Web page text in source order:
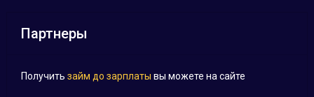
Партнеры
Получить займ до зарплаты вы можете на сайте